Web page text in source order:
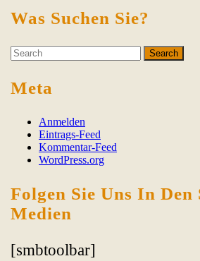
Beiträge
Was Suchen Sie?
Search
for:
Meta
Anmelden
Eintrags-Feed
Kommentar-Feed
WordPress.org
Folgen Sie Uns In Den
Medien
[smbtoolbar]